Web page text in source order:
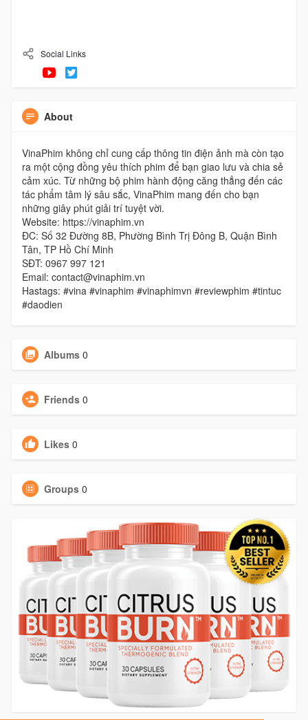
Social Links
About
VinaPhim không chỉ cung cấp thông tin điện ảnh mà còn tạo
ra một cộng đồng yêu thích phim để bạn giao lưu và chia sẻ
cảm xúc. Từ những bộ phim hành động căng thẳng đến các
tác phẩm tâm lý sâu sắc, VinaPhim mang đến cho bạn
những giây phút giải trí tuyệt vời.
Website: https://vinaphim.vn
ĐC: Số 32 Đường 8B, Phường Bình Trị Đông B, Quận Bình
Tân, TP Hồ Chí Minh
SĐT: 0967 997 121
Email: contact@vinaphim.vn
Hastags: #vina #vinaphim #vinaphimvn #reviewphim #tintuc
#daodien
Albums 0
Friends 0
Likes 0
Groups 0